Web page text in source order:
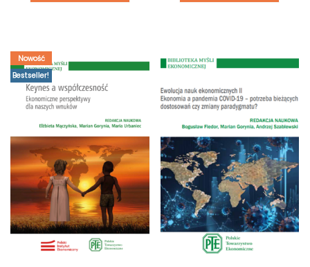
Bestseller!
Nowość